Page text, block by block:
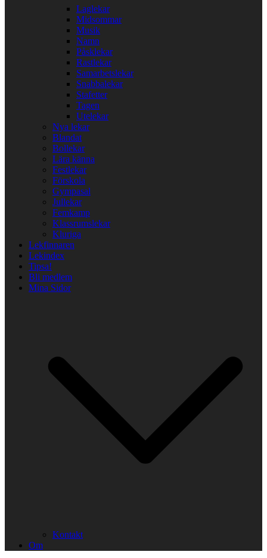
Laglekar
Midsommar
Musik
Namn
Påsklekar
Rastlekar
Samarbetslekar
Snabbalekar
Stafetter
Tagen
Utelekar
Nya lekar
Blandat
Bollekar
Lära känna
Festlekar
Förskola
Gympasal
Jullekar
Femkamp
Klassrumslekar
Kluriga
Lekfinnaren
Lekindex
Tipsa!
Bli medlem
Mina Sidor
Kontakt
Om